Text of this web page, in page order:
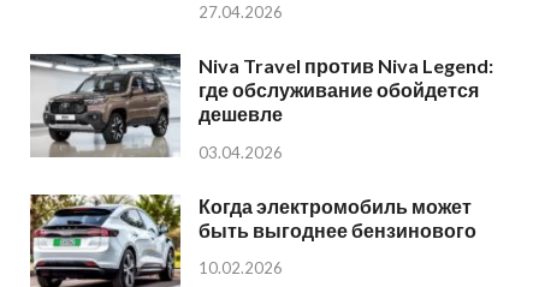
27.04.2026
Niva Travel против Niva Legend:
где обслуживание обойдется
дешевле
03.04.2026
Когда электромобиль может
быть выгоднее бензинового
10.02.2026